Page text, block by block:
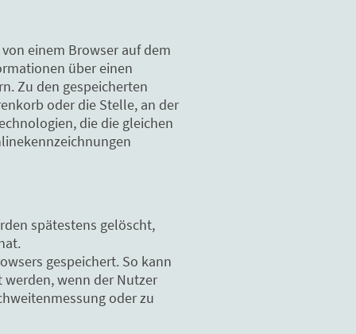
einem Browser auf dem
über einen
Zu den gespeicherten
oder die Stelle, an der
die die gleichen
spätestens gelöscht,
gespeichert. So kann
wenn der Nutzer
oder zu